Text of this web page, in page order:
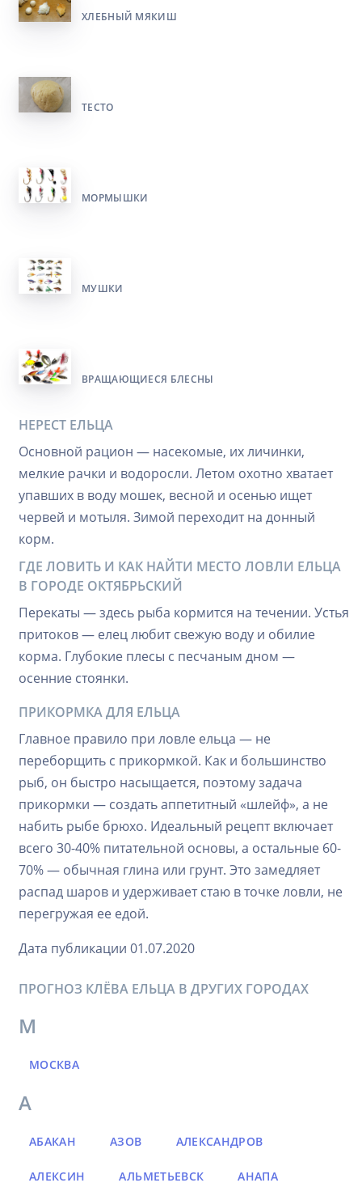
ХЛЕБНЫЙ МЯКИШ
ТЕСТО
МОРМЫШКИ
МУШКИ
ВРАЩАЮЩИЕСЯ БЛЕСНЫ
НЕРЕСТ ЕЛЬЦА
Основной рацион — насекомые, их личинки,
мелкие рачки и водоросли. Летом охотно хватает
упавших в воду мошек, весной и осенью ищет
червей и мотыля. Зимой переходит на донный
корм.
ГДЕ ЛОВИТЬ И КАК НАЙТИ МЕСТО ЛОВЛИ ЕЛЬЦА
В ГОРОДЕ ОКТЯБРЬСКИЙ
Перекаты — здесь рыба кормится на течении. Устья
притоков — елец любит свежую воду и обилие
корма. Глубокие плесы с песчаным дном —
осенние стоянки.
ПРИКОРМКА ДЛЯ ЕЛЬЦА
Главное правило при ловле ельца — не
переборщить с прикормкой. Как и большинство
рыб, он быстро насыщается, поэтому задача
прикормки — создать аппетитный «шлейф», а не
набить рыбе брюхо. Идеальный рецепт включает
всего 30-40% питательной основы, а остальные 60-
70% — обычная глина или грунт. Это замедляет
распад шаров и удерживает стаю в точке ловли, не
перегружая ее едой.
Дата публикации 01.07.2020
ПРОГНОЗ КЛЁВА ЕЛЬЦА В ДРУГИХ ГОРОДАХ
М
МОСКВА
А
АБАКАН АЗОВ АЛЕКСАНДРОВ
АЛЕКСИН АЛЬМЕТЬЕВСК АНАПА